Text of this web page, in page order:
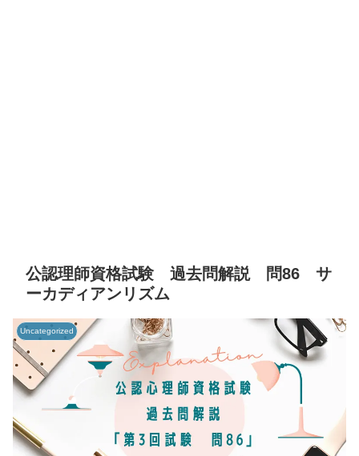
公認理師資格試験 過去問解説 問86 サ
ーカディアンリズム
Uncategorized